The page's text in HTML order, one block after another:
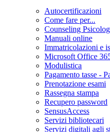
Autocertificazioni
Come fare per...
Counseling
Manuali online
Immatricolazioni e
Microsoft Office
Modulistica
Pagamento tasse -
Prenotazione esami
Rassegna stampa
Recupero password
SensusAccess
Servizi bibliotecari
Servizi digitali agli